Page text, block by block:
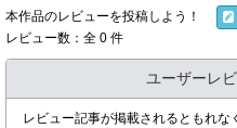
本作品のレビューを投稿しよう！
レビュー数：全 0 件
ユーザーレ
レビュー記事が掲載されるともれ